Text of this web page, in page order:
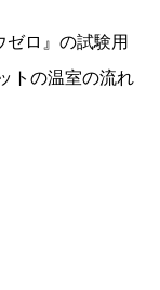
ゼロ』の試験用
トの温室の流れ